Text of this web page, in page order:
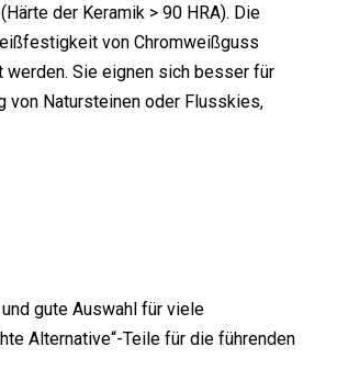
der Keramik > 90 HRA). Die
von Chromweißguss
Sie eignen sich besser für
von Natursteinen oder Flusskies,
gute Auswahl für viele
Alternative“-Teile für die führenden